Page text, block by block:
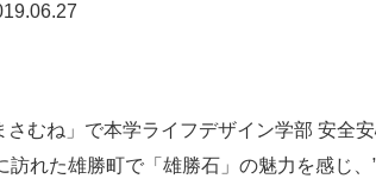
むね」で本学ライフデザイン学部 安全
訪れた雄勝町で「雄勝石」の魅力を感じ